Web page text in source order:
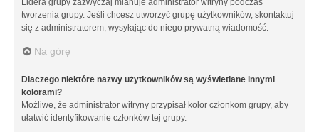
Lidera grupy zazwyczaj mianuje administrator witryny podczas
tworzenia grupy. Jeśli chcesz utworzyć grupę użytkowników, skontaktuj
się z administratorem, wysyłając do niego prywatną wiadomość.
Na górę
Dlaczego niektóre nazwy użytkowników są wyświetlane innymi
kolorami?
Możliwe, że administrator witryny przypisał kolor członkom grupy, aby
ułatwić identyfikowanie członków tej grupy.